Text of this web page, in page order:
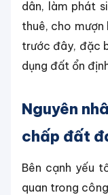
dân, làm phát
thuê, cho
trước đây, đặc
dụng đất ổn
Nguyên
chấp đất
Bên cạnh yếu
quan trong